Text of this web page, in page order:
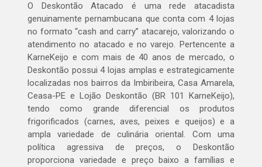
O Deskontão Atacado é uma rede atacadista
genuinamente pernambucana que conta com 4 lojas
no formato “cash and carry” atacarejo, valorizando o
atendimento no atacado e no varejo. Pertencente a
KarneKeijo e com mais de 40 anos de mercado, o
Deskontão possui 4 lojas amplas e estrategicamente
localizadas nos bairros da Imbiribeira, Casa Amarela,
Ceasa-PE e Lojão Deskontão (BR 101 KarneKeijo),
tendo como grande diferencial os produtos
frigorificados (carnes, aves, peixes e queijos) e a
ampla variedade de culinária oriental. Com uma
política agressiva de preços, o Deskontão
proporciona variedade e preço baixo a famílias e